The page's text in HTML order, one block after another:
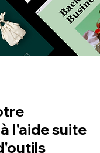
l'aide suite